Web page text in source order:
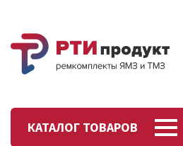
КАТАЛОГ ТОВАРОВ